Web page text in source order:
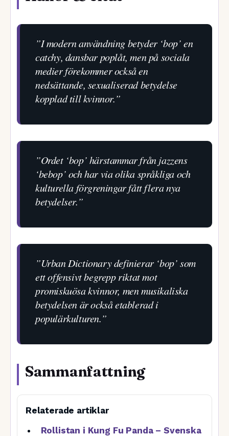
”I modern användning betyder ‘bop’ en
catchy, dansbar poplåt, men på sociala
medier förekommer också en
nedsättande, sexualiserad betydelse
kopplad till kvinnor.”
”Ordet ‘bop’ härstammar från jazzens
‘bebop’ och har via olika språkliga och
kulturella förgreningar fått flera nya
betydelser.”
”Urban Dictionary definierar ‘bop’ som
ett offensivt begrepp riktat mot
promiskuösa kvinnor, men musikaliska
betydelsen är också etablerad i
populärkulturen.”
Sammanfattning
Relaterade artiklar
Rollistan i Kung Fu Panda – Svenska